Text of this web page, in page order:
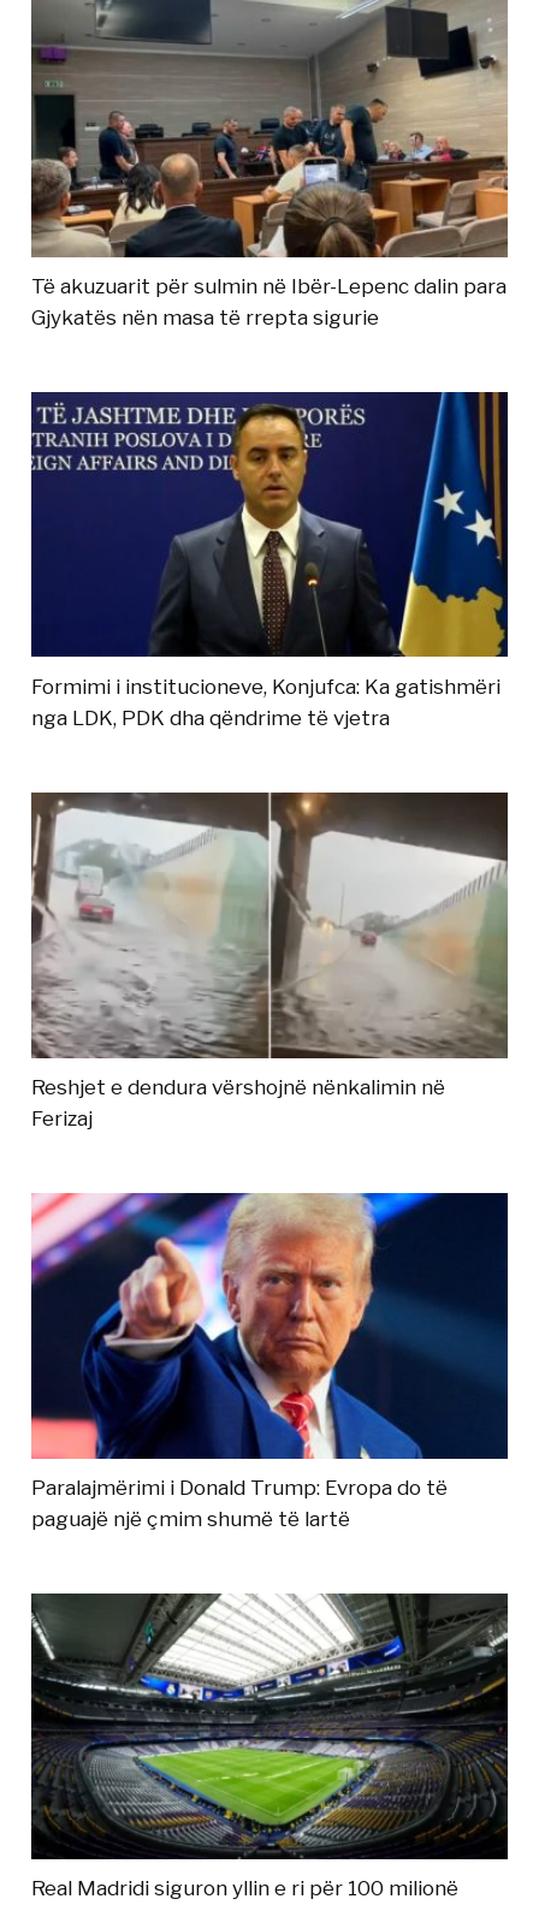
Të akuzuarit për sulmin në Ibër-Lepenc dalin para
Gjykatës nën masa të rrepta sigurie
Formimi i institucioneve, Konjufca: Ka gatishmëri
nga LDK, PDK dha qëndrime të vjetra
Reshjet e dendura vërshojnë nënkalimin në
Ferizaj
Paralajmërimi i Donald Trump: Evropa do të
paguajë një çmim shumë të lartë
Real Madridi siguron yllin e ri për 100 milionë